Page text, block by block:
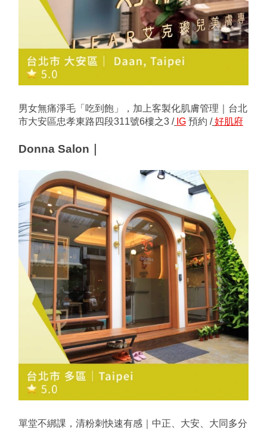
男女無痛淨毛「吃到飽」，加上客製化肌膚管理｜台北
市大安區忠孝東路四段311號6樓之3 / IG 預約 / 好肌府
Donna Salon｜
單堂不綁課，清粉刺快速有感｜中正、大安、大同多分